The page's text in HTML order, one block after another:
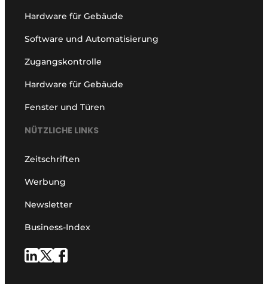
Hardware für Gebäude
Software und Automatisierung
Zugangskontrolle
Hardware für Gebäude
Fenster und Türen
NÜTZLICHE LINKS
Zeitschriften
Werbung
Newsletter
Business-Index